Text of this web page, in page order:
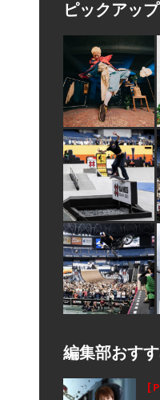
ピックアッ
編集部おす